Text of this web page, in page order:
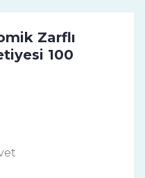
Zarflı
100